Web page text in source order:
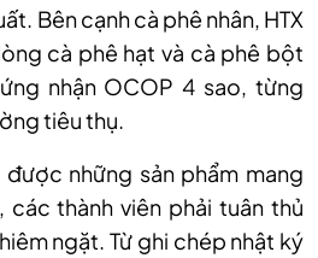
Bên cạnh cà phê nhân, HTX
cà phê hạt và cà phê bột
nhận OCOP 4 sao, từng
tiêu thụ.
những sản phẩm mang
thành viên phải tuân thủ
ngặt. Từ ghi chép nhật ký